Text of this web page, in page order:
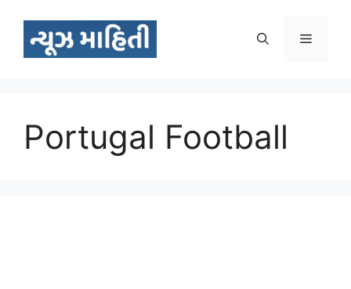
content
Menu
Portugal Football